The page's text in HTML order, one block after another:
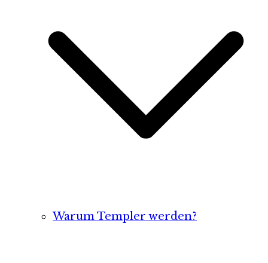
Warum Templer werden?